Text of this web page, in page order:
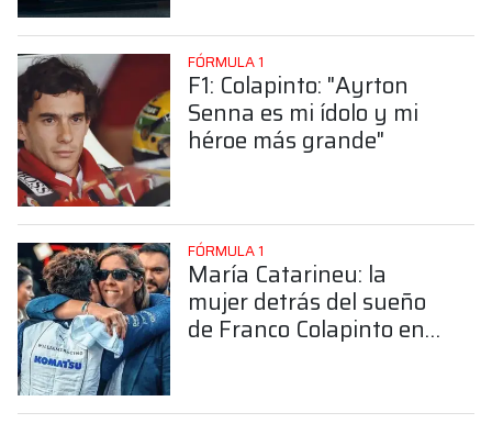
FÓRMULA 1
F1: Colapinto: "Ayrton
Senna es mi ídolo y mi
héroe más grande"
FÓRMULA 1
María Catarineu: la
mujer detrás del sueño
de Franco Colapinto en